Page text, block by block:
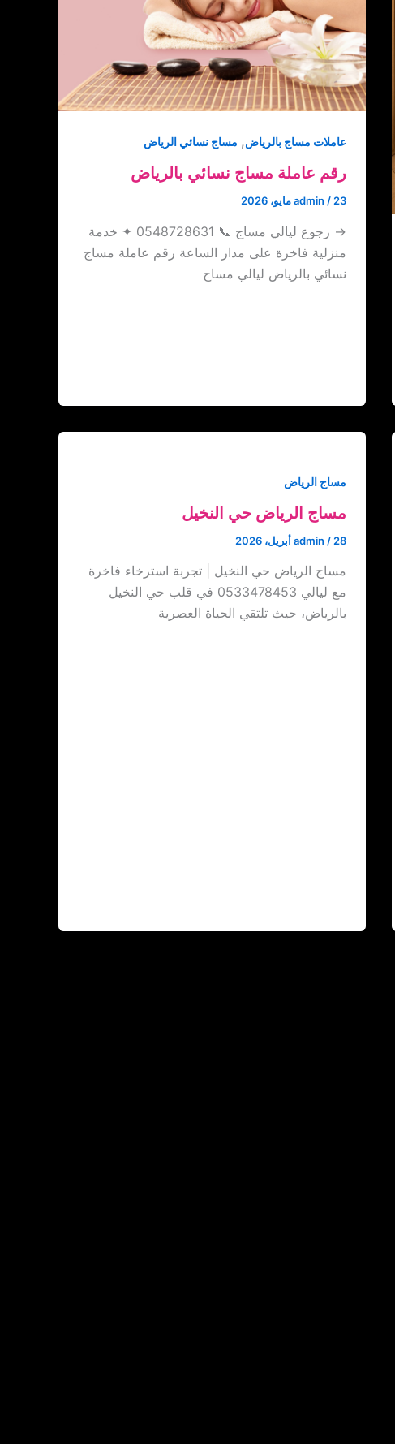
عاملات مساج بالرياض, مساج نسائي الرياض
رقم عاملة مساج نسائي بالرياض
admin / 23 مايو، 2026
→ رجوع ليالي مساج 📞 0548728631 ✦ خدمة
منزلية فاخرة على مدار الساعة رقم عاملة مساج
نسائي بالرياض ليالي مساج
مساج الرياض
مساج الرياض حي النخيل
admin / 28 أبريل، 2026
مساج الرياض حي النخيل | تجربة استرخاء فاخرة
مع ليالي 0533478453 في قلب حي النخيل
بالرياض، حيث تلتقي الحياة العصرية